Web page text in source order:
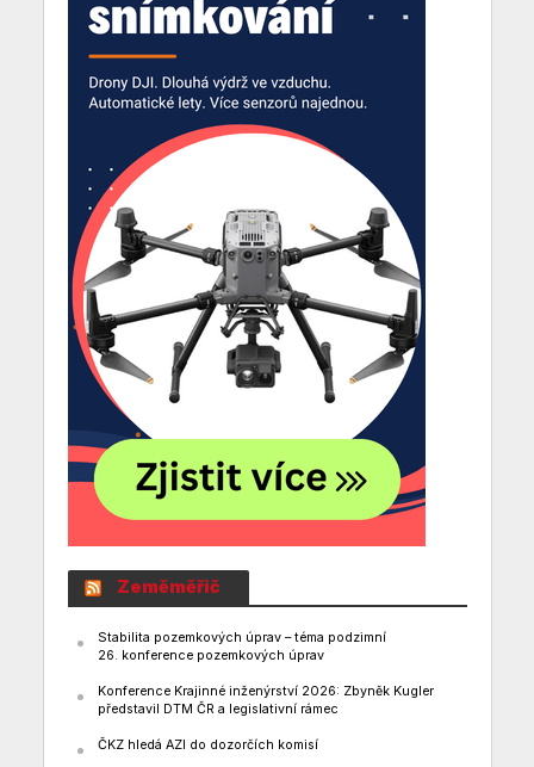
Zeměměřič
Stabilita pozemkových úprav – téma podzimní
26. konference pozemkových úprav
Konference Krajinné inženýrství 2026: Zbyněk Kugler
představil DTM ČR a legislativní rámec
ČKZ hledá AZI do dozorčích komisí